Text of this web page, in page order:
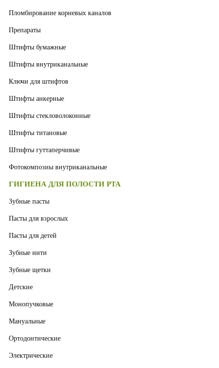
Пломбирование корневых каналов
Препараты
Штифты бумажные
Штифты внутриканальные
Ключи для штифтов
Штифты анкерные
Штифты стекловолоконные
Штифты титановые
Штифты гуттаперчивые
Фотокомпозиы внутриканальные
ГИГИЕНА ДЛЯ ПОЛОСТИ РТА
Зубные пасты
Пасты для взрослых
Пасты для детей
Зубные нити
Зубные щетки
Детские
Монопучковые
Мануальные
Ортодонтические
Электрические